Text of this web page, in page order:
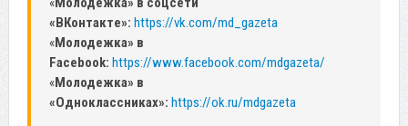
«ВКонтакте»: https://vk.com/md_gazeta
«Молодежка» в
Facebook: https://www.facebook.com/mdgazeta/
«Молодежка» в
«Одноклассниках»: https://ok.ru/mdgazeta